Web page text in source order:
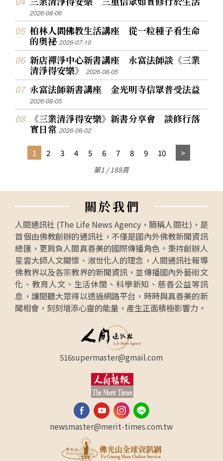
2026-08-06
柏林人間佛教生活講座 從一粒種子看生命
的奧祕2026-07-10
新店禪淨中心新書講座 永富法師談《三業
清淨得安樂》2026-08-05
永富法師新書講座 金光明寺信眾普受法益
2026-08-05
《三業清淨得安樂》新書分享會 談修行落
實日常2026-08-02
1 2 3 4 5 6 7 8 9 10
第1 / 188頁
關於我們
人間通訊社 (The Life News Agency，簡稱人間社)，是
首個由佛教創辦的通訊社，不僅是國內外佛教新聞資訊
總匯，更肩負人間真善美的國際傳播角色。秉持創辦人
星雲大師人文關懷、淑世化人的理念，人間通訊社報導
佛教界以及各宗教界的新聞資訊，並傳播國內外藝術文
化、教育人文、生活休閒、科學新知、慈善公益等訊
息，讓閱聽大眾得以透過網路平台，時時與真善美的新
聞相會，刻刻增添心靈的能量，產生正面積極影響力。
516supermaster@gmail.com
newsmaster@merit-times.com.tw